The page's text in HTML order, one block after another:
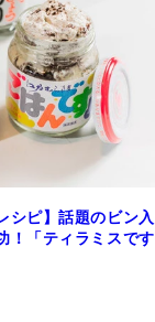
シピ】話題のビン入
！「ティラミスです